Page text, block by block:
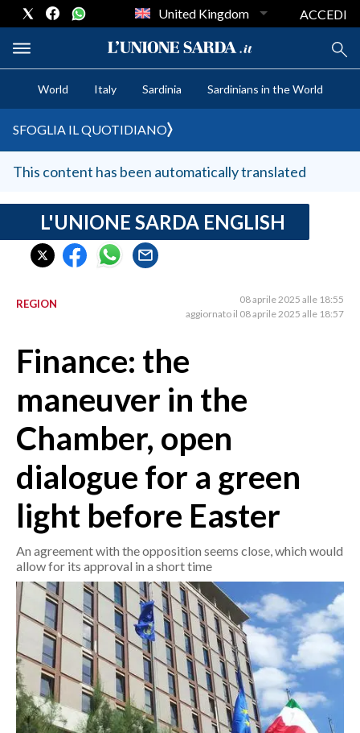
PROVINCIA DI CAGLIARI
MEDIO CAMPIDANO
ORISTANO E PROVINCIA
SASSARI E PROVINCIA
NUORO E PROVINCIA
AGENDA
CRONACA
MONDO
POLITICA
ECONOMIA
SERVIZI ALLE IMPRESE
LAVORO
BANDI
SPORT IN SARDEGNA
SPORT
RISULTATI E CLASSIFICHE
United Kingdom ACCEDI
World Italy Sardinia Sardinians in the World
SFOGLIA IL QUOTIDIANO
This content has been automatically translated
L'UNIONE SARDA ENGLISH
REGION
08 aprile 2025 alle 18:55
aggiornato il 08 aprile 2025 alle 18:57
Finance: the
maneuver in the
Chamber, open
dialogue for a green
light before Easter
An agreement with the opposition seems close, which would
allow for its approval in a short time